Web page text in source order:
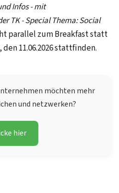
Infos - mit
TK - Special Thema: Social
parallel zum Breakfast statt
11.06.2026 stattfinden.
möchten mehr
und netzwerken?
hier